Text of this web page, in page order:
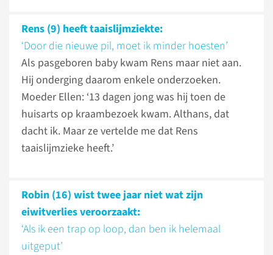
Rens (9) heeft taaislijmziekte:
‘Door die nieuwe pil, moet ik minder hoesten’
Als pasgeboren baby kwam Rens maar niet aan.
Hij onderging daarom enkele onderzoeken.
Moeder Ellen: ‘13 dagen jong was hij toen de
huisarts op kraambezoek kwam. Althans, dat
dacht ik. Maar ze vertelde me dat Rens
taaislijmzieke heeft.’
Robin (16) wist twee jaar niet wat zijn
eiwitverlies veroorzaakt:
‘Als ik een trap op loop, dan ben ik helemaal
uitgeput’